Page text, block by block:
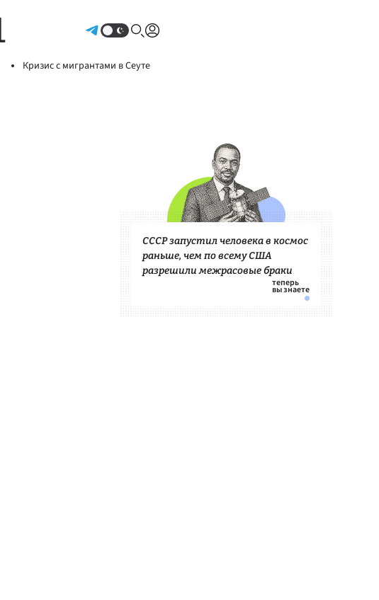
Кризис с мигрантами в Сеуте
СССР запустил человека в космос
раньше, чем по всему США
разрешили межрасовые браки